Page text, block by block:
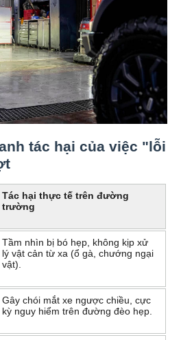
tác hại của việc "lỗi
Tác hại thực tế trên đường
trường
Tầm nhìn bị bó hẹp, không kịp xử
lý vật cản từ xa (ổ gà, chướng ngại
vật).
Gây chói mắt xe ngược chiều, cực
kỳ nguy hiểm trên đường đèo hẹp.